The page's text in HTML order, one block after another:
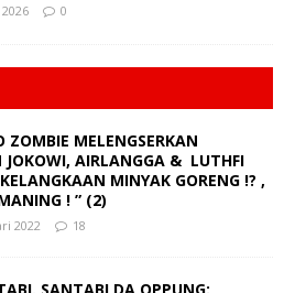
0
ZOMBIE MELENGSERKAN
JOKOWI, AIRLANGGA & LUTHFI
MINYAK GORENG !? ,
! ” (2)
2022 18
SANTABI DA OPPUNG: